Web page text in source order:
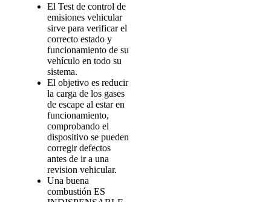
El Test de control de
emisiones vehicular
sirve para verificar el
correcto estado y
funcionamiento de su
vehículo en todo su
sistema.
El objetivo es reducir
la carga de los gases
de escape al estar en
funcionamiento,
comprobando el
dispositivo se pueden
corregir defectos
antes de ir a una
revision vehicular.
Una buena
combustión ES